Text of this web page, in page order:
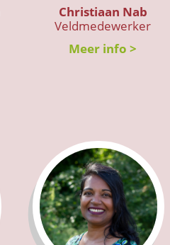
Christiaan Nab
Veldmedewerker
Meer info >